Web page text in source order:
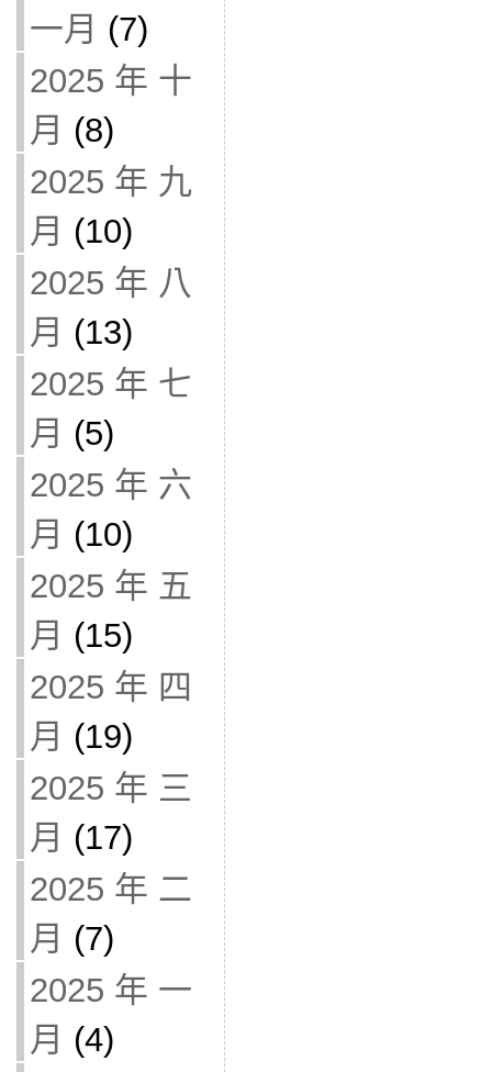
一月 (7)
2025 年 十
月 (8)
2025 年 九
月 (10)
2025 年 八
月 (13)
2025 年 七
月 (5)
2025 年 六
月 (10)
2025 年 五
月 (15)
2025 年 四
月 (19)
2025 年 三
月 (17)
2025 年 二
月 (7)
2025 年 一
月 (4)